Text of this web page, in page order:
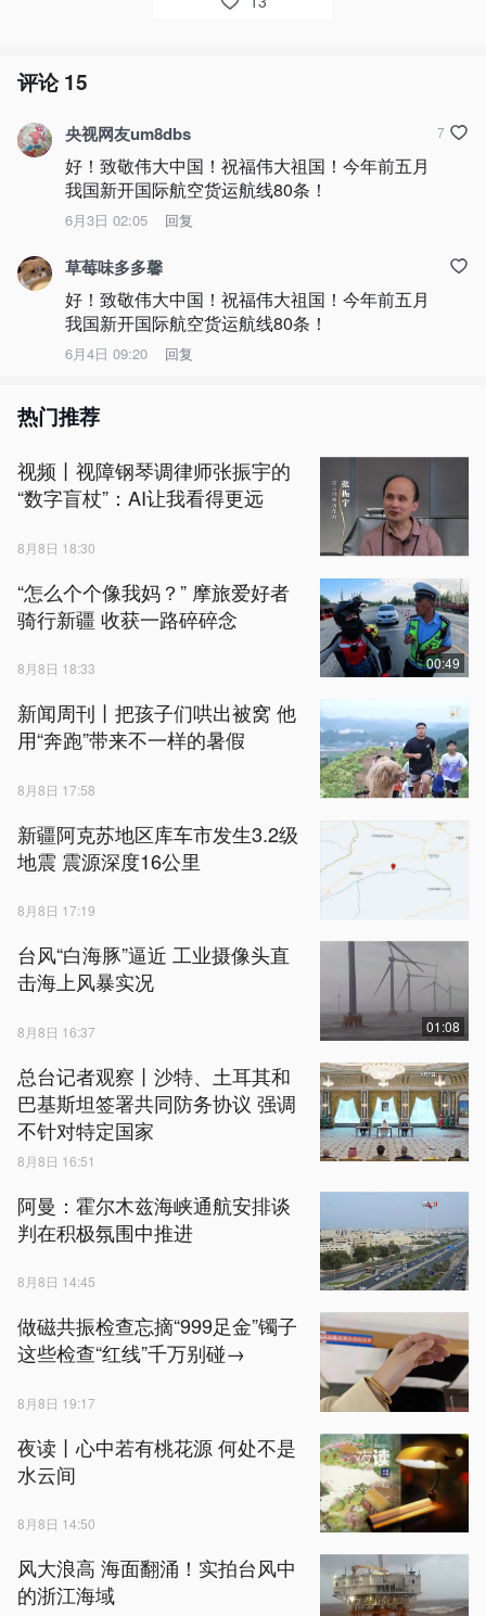
评论15
央视网友um8dbs
好！致敬伟大中国！祝福伟大祖国！今年前五月
我国新开国际航空货运航线80条！
6月3日 02:05 回复
7
草莓味多多馨
好！致敬伟大中国！祝福伟大祖国！今年前五月
我国新开国际航空货运航线80条！
6月4日 09:20 回复
热门推荐
视频丨视障钢琴调律师张振宇的
“数字盲杖”：AI让我看得更远
8月8日 18:30
“怎么个个像我妈？” 摩旅爱好者
骑行新疆 收获一路碎碎念
8月8日 18:33 00:49
新闻周刊丨把孩子们哄出被窝 他
用“奔跑”带来不一样的暑假
8月8日 17:58
新疆阿克苏地区库车市发生3.2级
地震 震源深度16公里
8月8日 17:19
台风“白海豚”逼近 工业摄像头直
击海上风暴实况
8月8日 16:37 01:08
总台记者观察丨沙特、土耳其和
巴基斯坦签署共同防务协议 强调
不针对特定国家
8月8日 16:51
阿曼：霍尔木兹海峡通航安排谈
判在积极氛围中推进
8月8日 14:45
做磁共振检查忘摘“999足金”镯子
这些检查“红线”千万别碰→
8月8日 19:17
夜读丨心中若有桃花源 何处不是
水云间
8月8日 14:50
风大浪高 海面翻涌！实拍台风中
的浙江海域